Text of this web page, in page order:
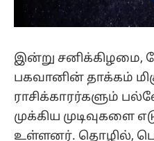
இன்று சனிக்கிழமை,
பகவானின் தாக்கம்
ராசிக்காரர்களும்
முக்கிய முடிவுகளை
உள்ளனர். தொழில்,